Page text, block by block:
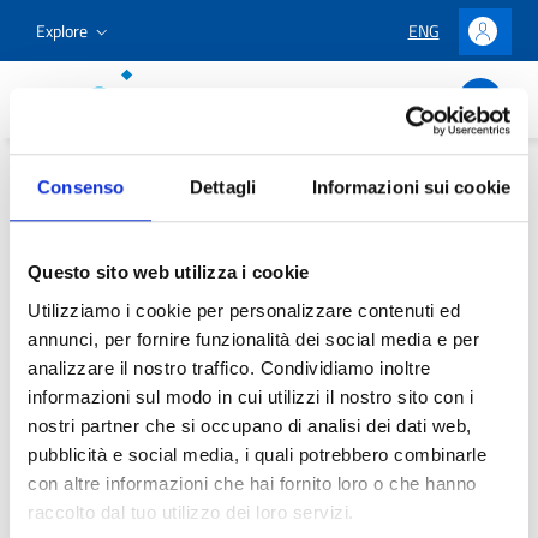
Consenso Dettagli Informazioni sui cookie
Questo sito web utilizza i cookie
Utilizziamo i cookie per personalizzare contenuti ed
annunci, per fornire funzionalità dei social media e per
analizzare il nostro traffico. Condividiamo inoltre
informazioni sul modo in cui utilizzi il nostro sito con i
nostri partner che si occupano di analisi dei dati web,
pubblicità e social media, i quali potrebbero combinarle
con altre informazioni che hai fornito loro o che hanno
raccolto dal tuo utilizzo dei loro servizi.
Go to content
Go to the navigation menu
Go to the footer
Explore LINGUA
ENG Accedi
Osservatorio Astronomico Cagliari
Home/Services Services and Documentation/Library
Library
Library of the Cagliari Astronomical Observatory
Share: